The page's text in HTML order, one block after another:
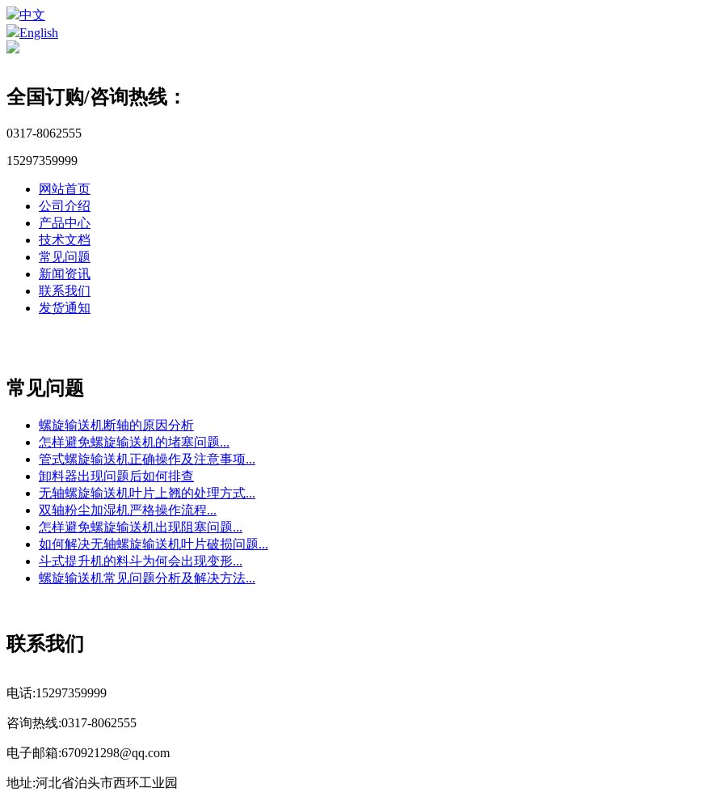
中文
English
全国订购/咨询热线：
0317-8062555
15297359999
网站首页
公司介绍
产品中心
技术文档
常见问题
新闻资讯
联系我们
发货通知
常见问题
螺旋输送机断轴的原因分析
怎样避免螺旋输送机的堵塞问题...
管式螺旋输送机正确操作及注意事项...
卸料器出现问题后如何排查
无轴螺旋输送机叶片上翘的处理方式...
双轴粉尘加湿机严格操作流程...
怎样避免螺旋输送机出现阻塞问题...
如何解决无轴螺旋输送机叶片破损问题...
斗式提升机的料斗为何会出现变形...
螺旋输送机常见问题分析及解决方法...
联系我们
电话:15297359999
咨询热线:0317-8062555
电子邮箱:670921298@qq.com
地址:河北省泊头市西环工业园